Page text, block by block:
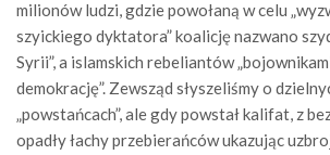
milionów ludzi, gdzie powołaną w celu
szyickiego dyktatora” koalicję nazwano
Syrii”, a islamskich rebeliantów
demokrację”. Zewsząd słyszeliśmy o
„powstańcach”, ale gdy powstał kalifat, z
opadły łachy przebierańców ukazując